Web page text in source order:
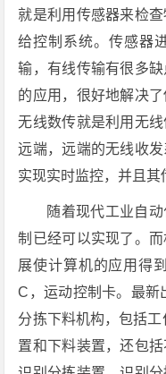
就是利用传感器来检
给控制系统。传感器
输，有线传输有很多
的应用，很好地解决
无线数传就是利用无
远端，远端的无线收
实现实时监控，并且其
随着现代工业自
制已经可以实现了。
展使计算机的应用得
C，运动控制卡。最新
分拣下料机构，包括
置和下料装置，还包